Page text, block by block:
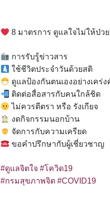
8 มาตรการ ดูแลใจไม่ให้ป่ว
การรับรู้ข่าวสาร
ใช้ชีวิตประจำวันด้วยสติ
ดูแลป้องกันตนเองอย่างเคร่ง
ติดต่อสื่อสารกับคนใกล้ชิด
ไม่ควรตีตรา หรือ รังเกียจ
งดกิจกรรมนอกบ้าน
จัดการกับความเครียด
ขอคำปรึกษากับผู้เชี่ยวชาญ
#ดูแลจิตใจ #โควิด19
#กรมสุขภาพจิต #COVID19